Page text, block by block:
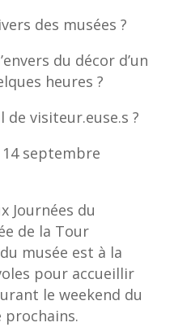
des musées ?
du décor d’un
heures ?
de visiteur.euse.s ?
septembre
Journées du
de la Tour
du musée est à la
pour accueillir
le weekend du
prochains.